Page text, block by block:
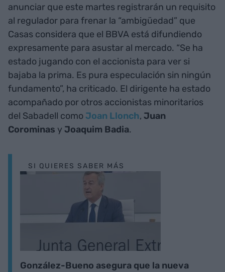
anunciar que este martes registrarán un requisito
al regulador para frenar la “ambigüedad” que
Casas considera que el BBVA está difundiendo
expresamente para asustar al mercado. “Se ha
estado jugando con el accionista para ver si
bajaba la prima. Es pura especulación sin ningún
fundamento”, ha criticado. El dirigente ha estado
acompañado por otros accionistas minoritarios
del Sabadell comoJoan Llonch, Juan
Corominas y Joaquim Badia.
SI QUIERES SABER MÁS
González-Bueno asegura que la nueva